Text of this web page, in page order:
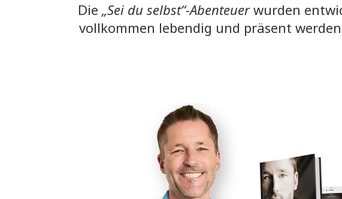
Die „Sei du selbst“-Abenteuerwurden
vollkommen lebendig und präsent